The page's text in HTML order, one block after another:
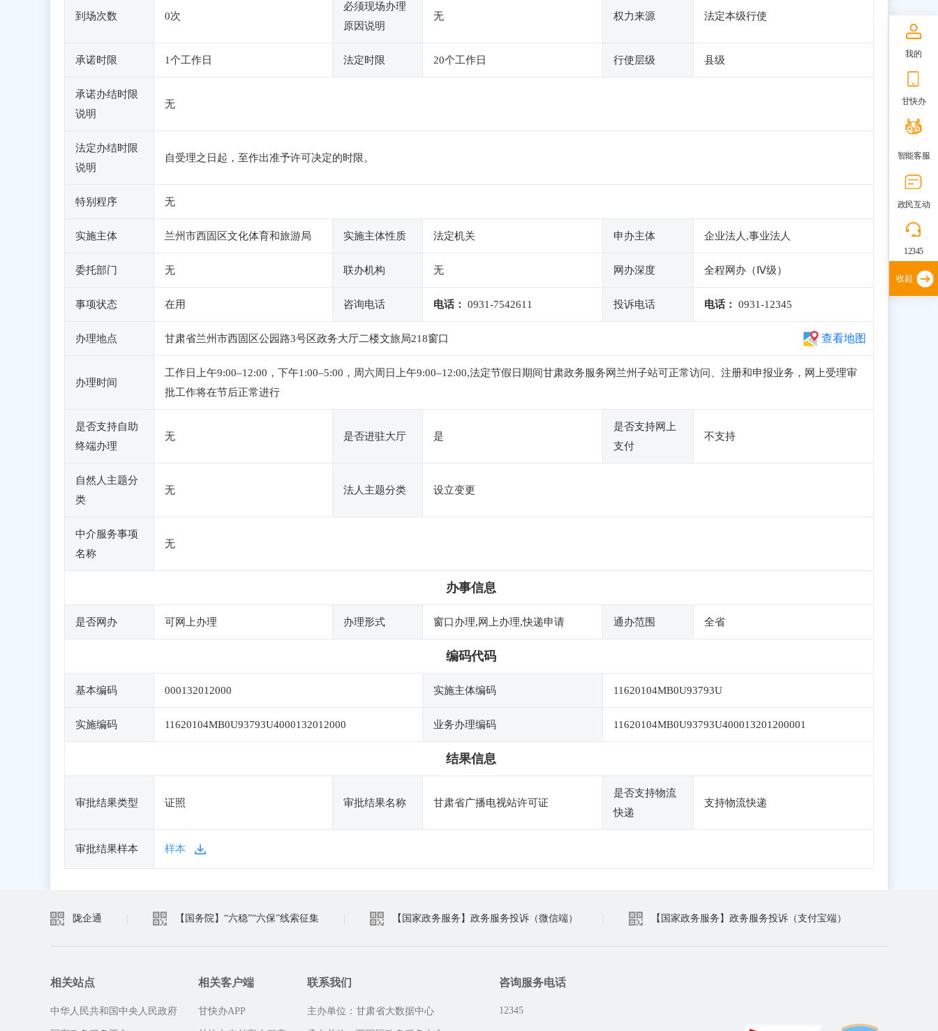
到场次数 0次
必须现场办理
原因说明
无 权力来源 法定本级行使
承诺时限 1个工作日 法定时限 20个工作日 行使层级 县级
承诺办结时限
说明
无
法定办结时限
说明
自受理之日起，至作出准予许可决定的时限。
特别程序 无
实施主体 兰州市西固区文化体育和旅游局 实施主体性质 法定机关 申办主体 企业法人,事业法人
委托部门 无 联办机构 无 网办深度 全程网办（Ⅳ级）
事项状态 在用 咨询电话 电话： 0931-7542611 投诉电话 电话： 0931-12345
办理地点 甘肃省兰州市西固区公园路3号区政务大厅二楼文旅局218窗口 查看地图
办理时间
工作日上午9:00–12:00，下午1:00–5:00，周六周日上午9:00–12:00,法定节假日期间甘肃政务服务网兰州子站可正常访问、注册和申报业务，网上受理审
批工作将在节后正常进行
是否支持自助
终端办理
无 是否进驻大厅 是
是否支持网上
支付
不支持
自然人主题分
类
无 法人主题分类 设立变更
中介服务事项
名称
无
办事信息
是否网办 可网上办理 办理形式 窗口办理,网上办理,快递申请 通办范围 全省
编码代码
基本编码 000132012000 实施主体编码 11620104MB0U93793U
实施编码 11620104MB0U93793U4000132012000 业务办理编码 11620104MB0U93793U400013201200001
结果信息
审批结果类型 证照 审批结果名称 甘肃省广播电视站许可证
是否支持物流
快递
支持物流快递
审批结果样本 样本
陇企通 【国务院】“六稳”“六保”线索征集 【国家政务服务】政务服务投诉（微信端） 【国家政务服务】政务服务投诉（支付宝端）
相关站点
中华人民共和国中央人民政府
相关客户端
甘快办APP
联系我们
主办单位：甘肃省大数据中心
咨询服务电话
12345
我的
甘快办
智能客服
政民互动
12345
收起